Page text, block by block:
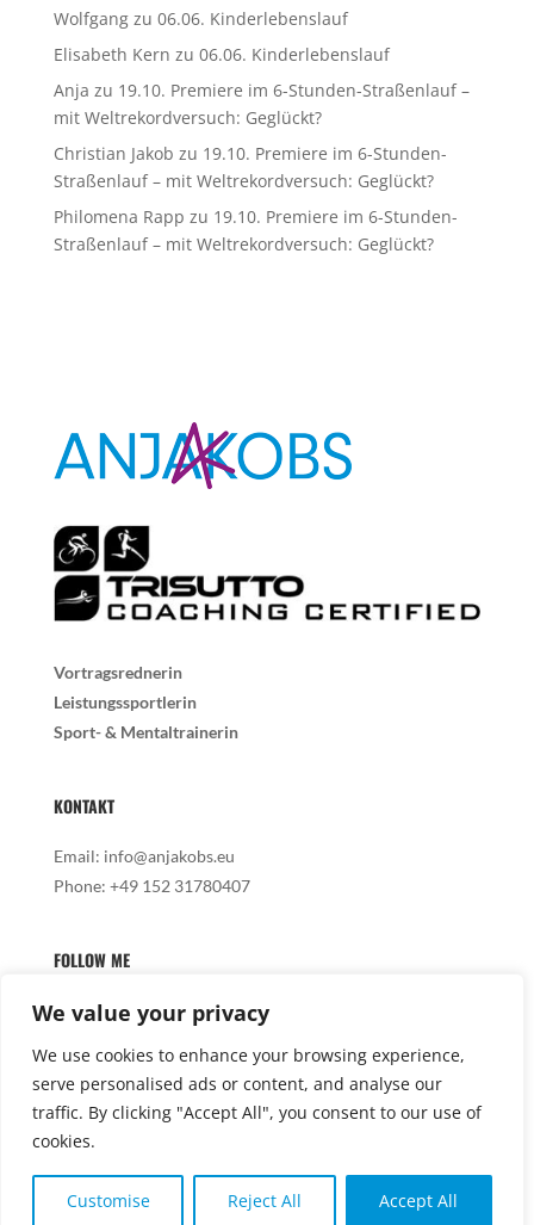
We value your privacy
We use cookies to enhance your browsing experience,
serve personalised ads or content, and analyse our
traffic. By clicking "Accept All", you consent to our use of
cookies.
Customise Reject All Accept All
Wolfgangzu 06.06. Kinderlebenslauf
Elisabeth Kern zu 06.06. Kinderlebenslauf
Anja zu 19.10. Premiere im 6-Stunden-Straßenlauf –
mit Weltrekordversuch: Geglückt?
Christian Jakob zu 19.10. Premiere im 6-Stunden-
Straßenlauf – mit Weltrekordversuch: Geglückt?
Philomena Rapp zu 19.10. Premiere im 6-Stunden-
Straßenlauf – mit Weltrekordversuch: Geglückt?
Vortragsrednerin
Leistungssportlerin
Sport- & Mentaltrainerin
KONTAKT
Email: info@anjakobs.eu
Phone: +49 152 31780407
FOLLOW ME
